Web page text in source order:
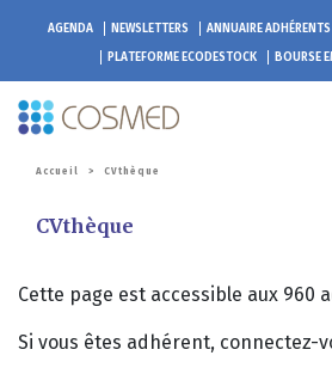
AGENDA NEWSLETTERS ANNUAIRE ADHÉRENTS
PLATEFORME ECODESTOCK BOURSE
Accueil > CVthèque
CVthèque
Cette page est accessible aux 960
Si vous êtes adhérent, connectez-